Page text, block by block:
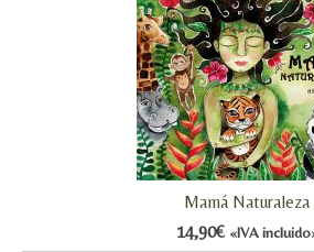
Mamá Naturaleza
14,90€ «IVA